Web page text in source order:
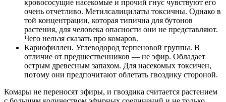
кровососущие насекомые и прочий гнус чувствуют его
очень отчетливо. Метилсалицилаты токсичны. Однако в
той концентрации, которая типична для бутонов
растения, для человека опасности они не представляют.
Чего нельзя сказать про комаров.
Кариофиллен. Углеводород терпеновой группы. В
отличие от предшественников — не эфир. Обладает
острым древесным запахом. Для насекомых токсичен,
потому они предпочитают облетать гвоздику стороной.
Комары не переносят эфиры, и гвоздика считается растением